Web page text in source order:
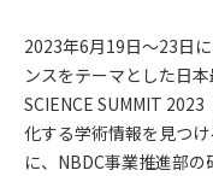
2023年6月19日～23日
ンスをテーマとした日
SCIENCE SUMMIT
化する学術情報を見つ
に、NBDC事業推進部の